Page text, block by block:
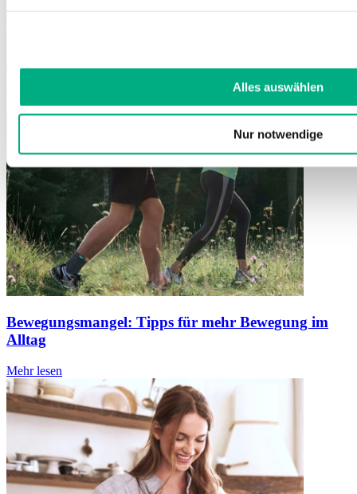
Alles auswählen
Nur notwendige
Bewegungsmangel: Tipps für mehr Bewegung im
Alltag
Mehr lesen